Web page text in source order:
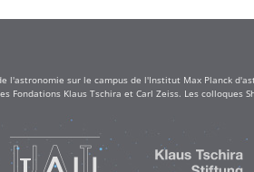
l'astronomie sur le campus de l'Institut Max Planck
Klaus Tschira et Carl Zeiss. Les colloques